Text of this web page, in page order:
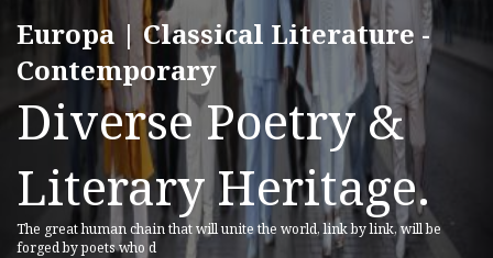
Europa | Classical Literature -
Contemporary
Diverse Poetry &
Literary Heritage.
The great human chain that will unite the world, link by link, will be
forged by poets who d